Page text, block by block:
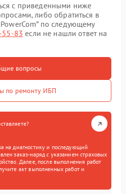
с приведенными ниже
либо обратиться в
по следующему
55-83 если не нашли ответ на
вопросы
по ремонту ИБП
на диагностику и последующий
заказ-наряд с указанием страховых
Далее, после выполнения работ
акт выполненных работ и